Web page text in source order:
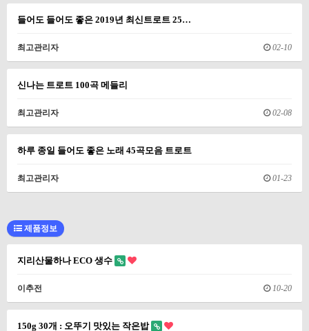
들어도 들어도 좋은 2019년 최신트로트 25…
최고관리자 02-10
신나는 트로트 100곡 메들리
최고관리자 02-08
하루 종일 들어도 좋은 노래 45곡모음 트로트
최고관리자 01-23
제품정보
지리산물하나 ECO 생수
이추전 10-20
150g 30개 : 오뚜기 맛있는 작은밥